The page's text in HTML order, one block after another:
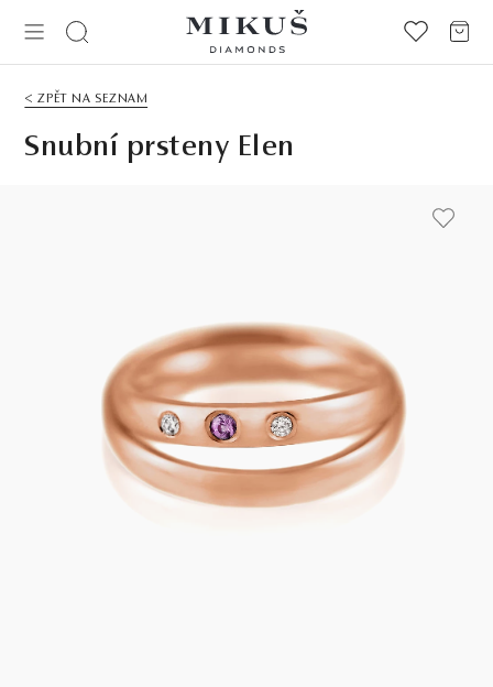
< ZPĚT NA SEZNAM
Snubní prsteny Elen